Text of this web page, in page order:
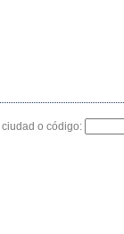
o código: